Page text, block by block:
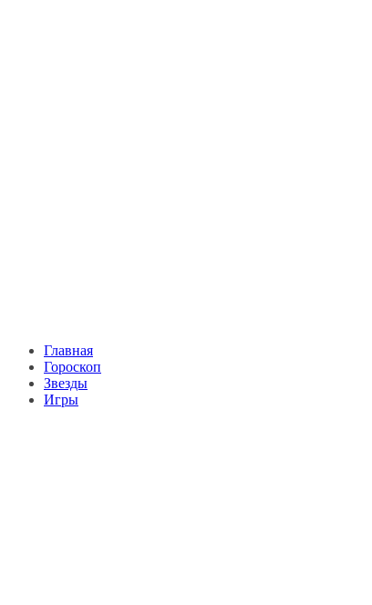
Главная
Гороскоп
Звезды
Игры